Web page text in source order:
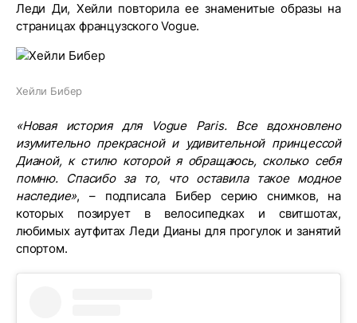
Леди Ди, Хейли повторила ее знаменитые образы на
страницах французского Vogue.
Хейли Бибер
«Новая история для Vogue Paris. Все вдохновлено
изумительно прекрасной и удивительной принцессой
Дианой, к стилю которой я обращаюсь, сколько себя
помню. Спасибо за то, что оставила такое модное
наследие», – подписала Бибер серию снимков, на
которых позирует в велосипедках и свитшотах,
любимых аутфитах Леди Дианы для прогулок и занятий
спортом.